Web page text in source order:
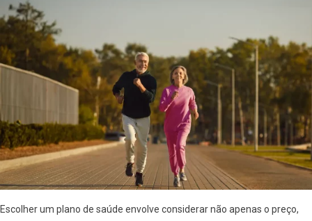
Escolher um plano de saúde envolve considerar não apenas o preço,